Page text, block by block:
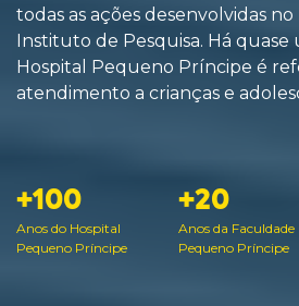
todas as ações desenvolvidas
Instituto de Pesquisa. Há quase
Hospital Pequeno Príncipe é
atendimento a crianças e
+100
Anos do Hospital
Pequeno Príncipe
+20
Anos da Faculdade
Pequeno Príncipe